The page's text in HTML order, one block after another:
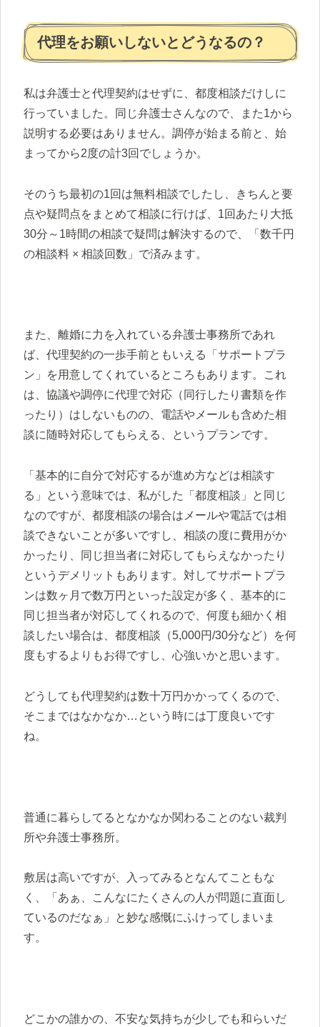
代理をお願いしないとどうなるの？
私は弁護士と代理契約はせずに、都度相談だけしに
行っていました。同じ弁護士さんなので、また1から
説明する必要はありません。調停が始まる前と、始
まってから2度の計3回でしょうか。
そのうち最初の1回は無料相談でしたし、きちんと要
点や疑問点をまとめて相談に行けば、1回あたり大抵
30分～1時間の相談で疑問は解決するので、「数千円
の相談料 × 相談回数」で済みます。
また、離婚に力を入れている弁護士事務所であれ
ば、代理契約の一歩手前ともいえる「サポートプラ
ン」を用意してくれているところもあります。これ
は、協議や調停に代理で対応（同行したり書類を作
ったり）はしないものの、電話やメールも含めた相
談に随時対応してもらえる、というプランです。
「基本的に自分で対応するが進め方などは相談す
る」という意味では、私がした「都度相談」と同じ
なのですが、都度相談の場合はメールや電話では相
談できないことが多いですし、相談の度に費用がか
かったり、同じ担当者に対応してもらえなかったり
というデメリットもあります。対してサポートプラ
ンは数ヶ月で数万円といった設定が多く、基本的に
同じ担当者が対応してくれるので、何度も細かく相
談したい場合は、都度相談（5,000円/30分など）を何
度もするよりもお得ですし、心強いかと思います。
どうしても代理契約は数十万円かかってくるので、
そこまではなかなか…という時には丁度良いです
ね。
普通に暮らしてるとなかなか関わることのない裁判
所や弁護士事務所。
敷居は高いですが、入ってみるとなんてこともな
く、「あぁ、こんなにたくさんの人が問題に直面し
ているのだなぁ」と妙な感慨にふけってしまいま
す。
どこかの誰かの、不安な気持ちが少しでも和らいだ